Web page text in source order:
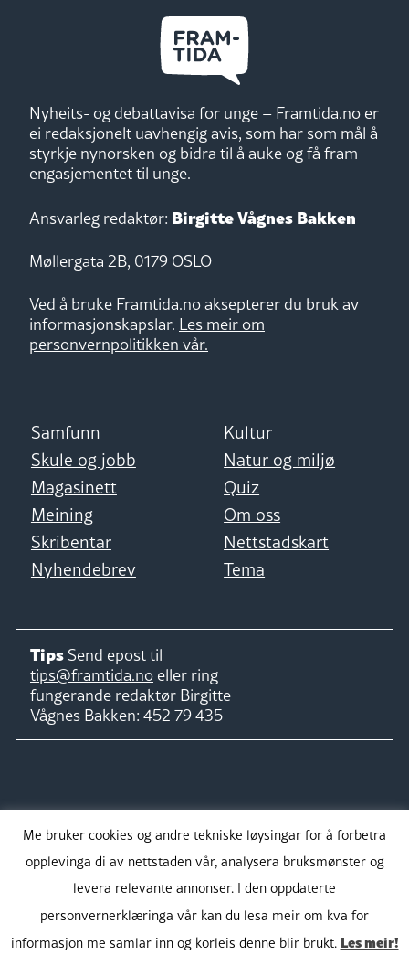
Nyheits- og debattavisa for unge – Framtida.no er
ei redaksjonelt uavhengig avis, som har som mål å
styrkje nynorsken og bidra til å auke og få fram
engasjementet til unge.
Ansvarleg redaktør: Birgitte Vågnes Bakken
Møllergata 2B, 0179 OSLO
Ved å bruke Framtida.no aksepterer du bruk av
informasjonskapslar. Les meir om
personvernpolitikken vår.
Samfunn
Kultur
Skule og jobb
Natur og miljø
Magasinett
Quiz
Meining
Om oss
Skribentar
Nettstadskart
Nyhendebrev
Tema
Tips Send epost til
tips@framtida.no eller ring
fungerande redaktør Birgitte
Vågnes Bakken: 452 79 435
Takk for støtta:
Me bruker cookies og andre tekniske løysingar for å forbetra
opplevinga di av nettstaden vår, analysera bruksmønster og
levera relevante annonser. I den oppdaterte
personvernerklæringa vår kan du lesa meir om kva for
informasjon me samlar inn og korleis denne blir brukt. Les meir!